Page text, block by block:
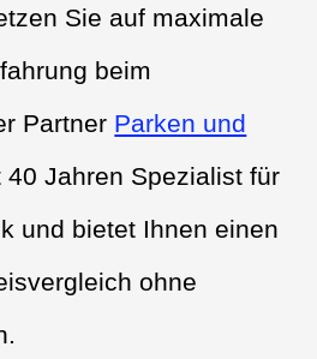
Sie auf maximale
beim
Partner Parken und
40 Jahren Spezialist für
und bietet Ihnen einen
ohne